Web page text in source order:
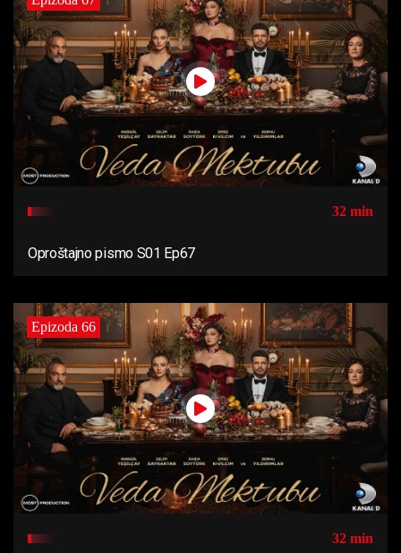
32 min
Oproštajno pismo S01 Ep67
Epizoda 66
32 min